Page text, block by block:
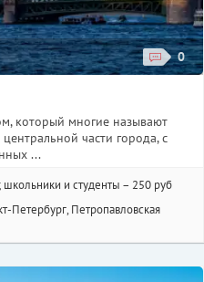
0
который многие называют
части города, с
...
и студенты – 250 руб
Петербург, Петропавловская